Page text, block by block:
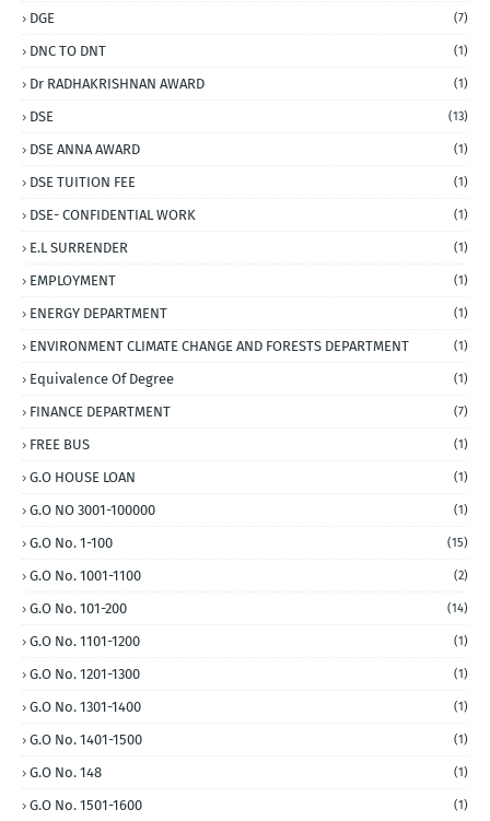
DGE (7)
DNC TO DNT (1)
Dr RADHAKRISHNAN AWARD (1)
DSE (13)
DSE ANNA AWARD (1)
DSE TUITION FEE (1)
DSE- CONFIDENTIAL WORK (1)
E.L SURRENDER (1)
EMPLOYMENT (1)
ENERGY DEPARTMENT (1)
ENVIRONMENT CLIMATE CHANGE AND FORESTS DEPARTMENT (1)
Equivalence Of Degree (1)
FINANCE DEPARTMENT (7)
FREE BUS (1)
G.O HOUSE LOAN (1)
G.O NO 3001-100000 (1)
G.O No. 1-100 (15)
G.O No. 1001-1100 (2)
G.O No. 101-200 (14)
G.O No. 1101-1200 (1)
G.O No. 1201-1300 (1)
G.O No. 1301-1400 (1)
G.O No. 1401-1500 (1)
G.O No. 148 (1)
G.O No. 1501-1600 (1)